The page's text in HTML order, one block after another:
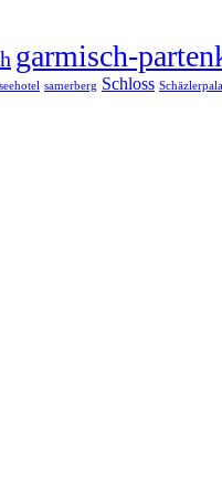
garmisch-
samerberg Schloss